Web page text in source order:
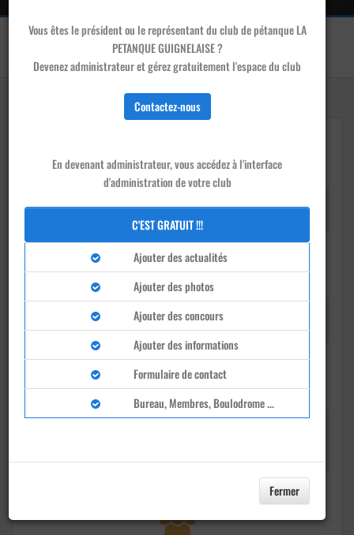
Accueil / Clubs / LA PETANQUE GUIGNELAISE - Guignes
Devenir membre de ce club
Président
CARLOS PARDAL CARRICO
0619927650
Guignes
Vous êtes le président ou le représentant du club de pétanque LA
PETANQUE GUIGNELAISE ?
Devenez administrateur et gérez gratuitement l'espace du club
Contactez-nous
En devenant administrateur, vous accédez à l'interface
d'administration de votre club
C'EST GRATUIT !!!
Ajouter des actualités
Ajouter des photos
Ajouter des concours
Ajouter des informations
Formulaire de contact
Bureau, Membres, Boulodrome ...
Fermer